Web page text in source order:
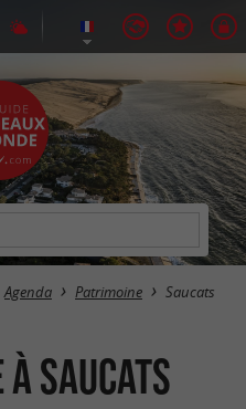
Agenda Patrimoine Saucats
Saucats